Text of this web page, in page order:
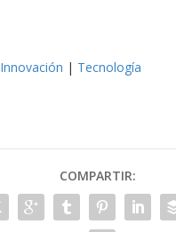
Innovación | Tecnología
COMPARTIR: